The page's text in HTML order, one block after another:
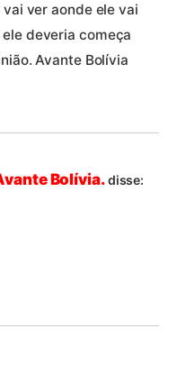
ver aonde ele vai
deveria começa
Avante Bolívia
Bolívia.disse: